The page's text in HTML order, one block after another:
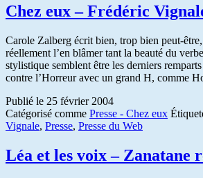
Chez eux – Frédéric
Carole Zalberg écrit bien, trop bien peut-
réellement l’en blâmer tant la beauté du
stylistique semblent être les derniers
contre l’Horreur avec un grand H, comme
Publié le 25 février 2004
Catégorisé comme Presse - Chez eux
Vignale, Presse, Presse du Web
Léa et les voix – Zanatane